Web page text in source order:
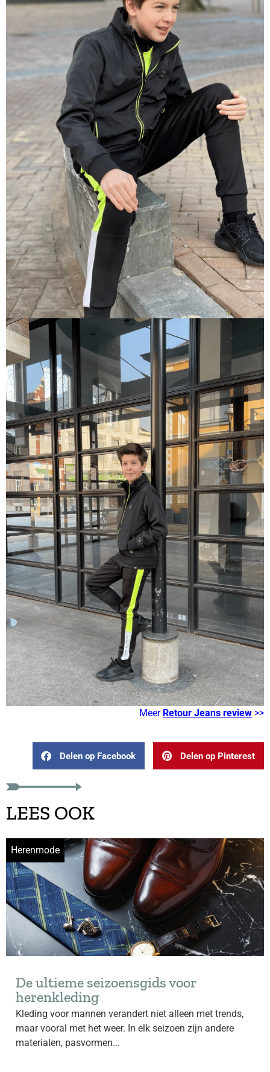
Meer Retour Jeans review >>
Delen op Facebook Delen op Pinterest
LEES OOK
Herenmode
De ultieme seizoensgids voor
herenkleding
Kleding voor mannen verandert niet alleen met trends,
maar vooral met het weer. In elk seizoen zijn andere
materialen, pasvormen...